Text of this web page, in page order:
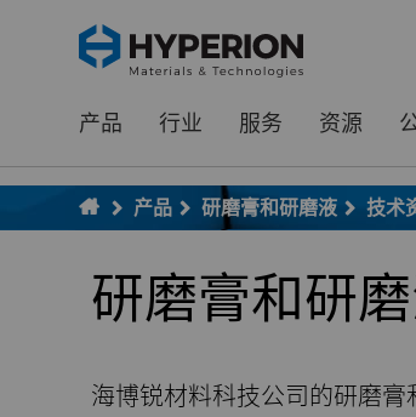
To main content
To menu
产品 行业 服务 资源
产品 研磨膏和研磨液 技术
研磨膏和研
海博锐材料科技公司的研磨